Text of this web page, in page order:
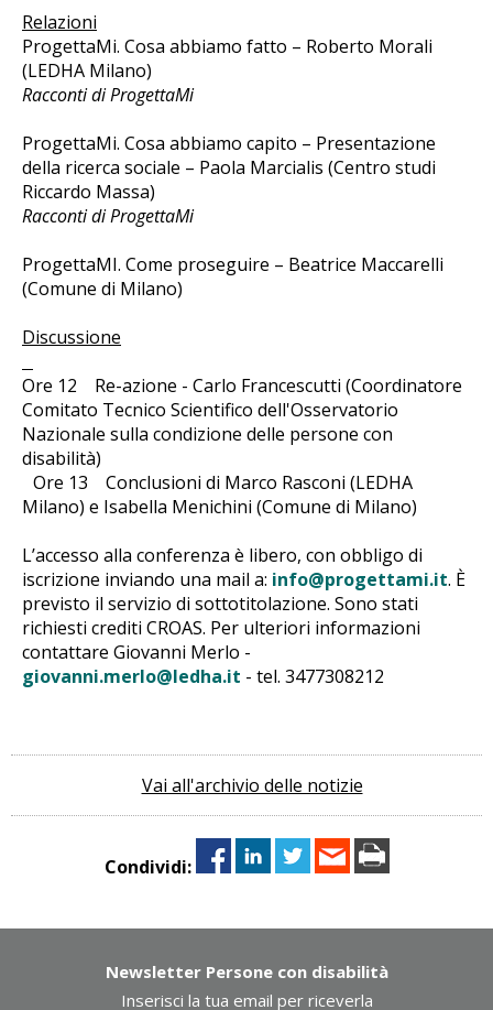
Relazioni
ProgettaMi. Cosa abbiamo fatto – Roberto Morali
(LEDHA Milano)
Racconti di ProgettaMi
ProgettaMi. Cosa abbiamo capito – Presentazione
della ricerca sociale – Paola Marcialis (Centro studi
Riccardo Massa)
Racconti di ProgettaMi
ProgettaMI. Come proseguire – Beatrice Maccarelli
(Comune di Milano)
Discussione
Ore 12 Re-azione - Carlo Francescutti (Coordinatore
Comitato Tecnico Scientifico dell'Osservatorio
Nazionale sulla condizione delle persone con
disabilità)
Ore 13 Conclusioni di Marco Rasconi (LEDHA
Milano) e Isabella Menichini (Comune di Milano)
L’accesso alla conferenza è libero, con obbligo di
iscrizione inviando una mail a: info@progettami.it. È
previsto il servizio di sottotitolazione. Sono stati
richiesti crediti CROAS. Per ulteriori informazioni
contattare Giovanni Merlo -
giovanni.merlo@ledha.it - tel. 3477308212
Vai all'archivio delle notizie
Condividi:
Newsletter Persone con disabilità
Inserisci la tua email per riceverla